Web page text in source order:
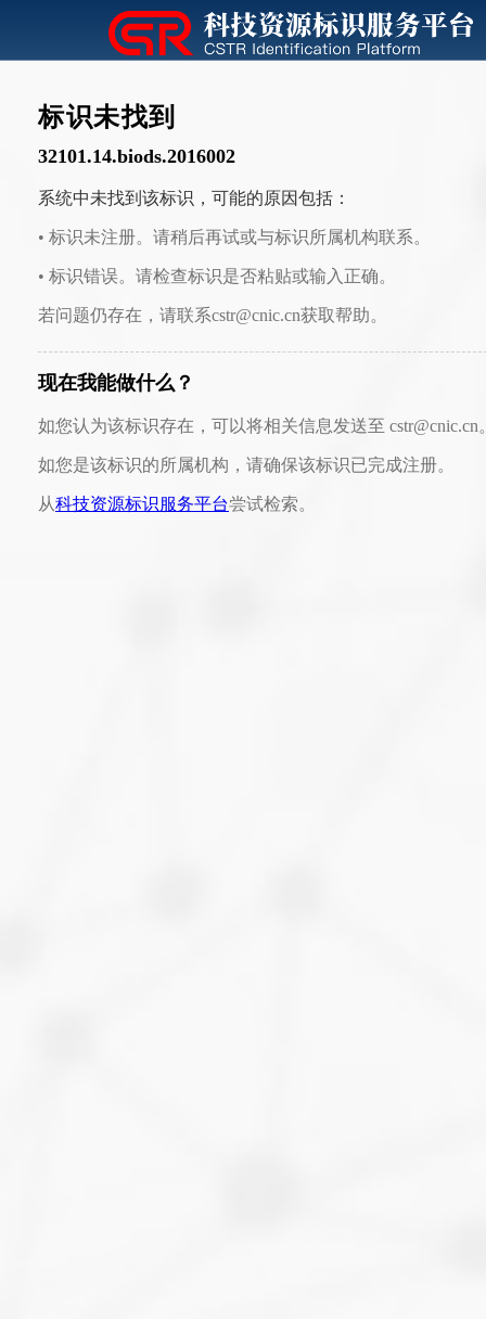
标识未找到
32101.14.biods.2016002
系统中未找到该标识，可能的原因包括：
• 标识未注册。请稍后再试或与标识所属机构联系。
• 标识错误。请检查标识是否粘贴或输入正确。
若问题仍存在，请联系cstr@cnic.cn获取帮助。
现在我能做什么？
如您认为该标识存在，可以将相关信息发送至 cstr@cnic.cn
如您是该标识的所属机构，请确保该标识已完成注册。
从科技资源标识服务平台尝试检索。